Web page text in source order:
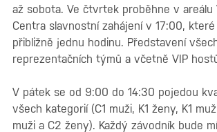
až sobota. Ve čtvrtek proběhne v areálu
Centra slavnostní zahájení v 17:00,
přibližně jednu hodinu. Představení
reprezentačních týmů a včetně VIP
V pátek se od 9:00 do 14:30 pojedou
všech kategorií (C1 muži, K1 ženy, K1
muži a C2 ženy). Každý závodník bude